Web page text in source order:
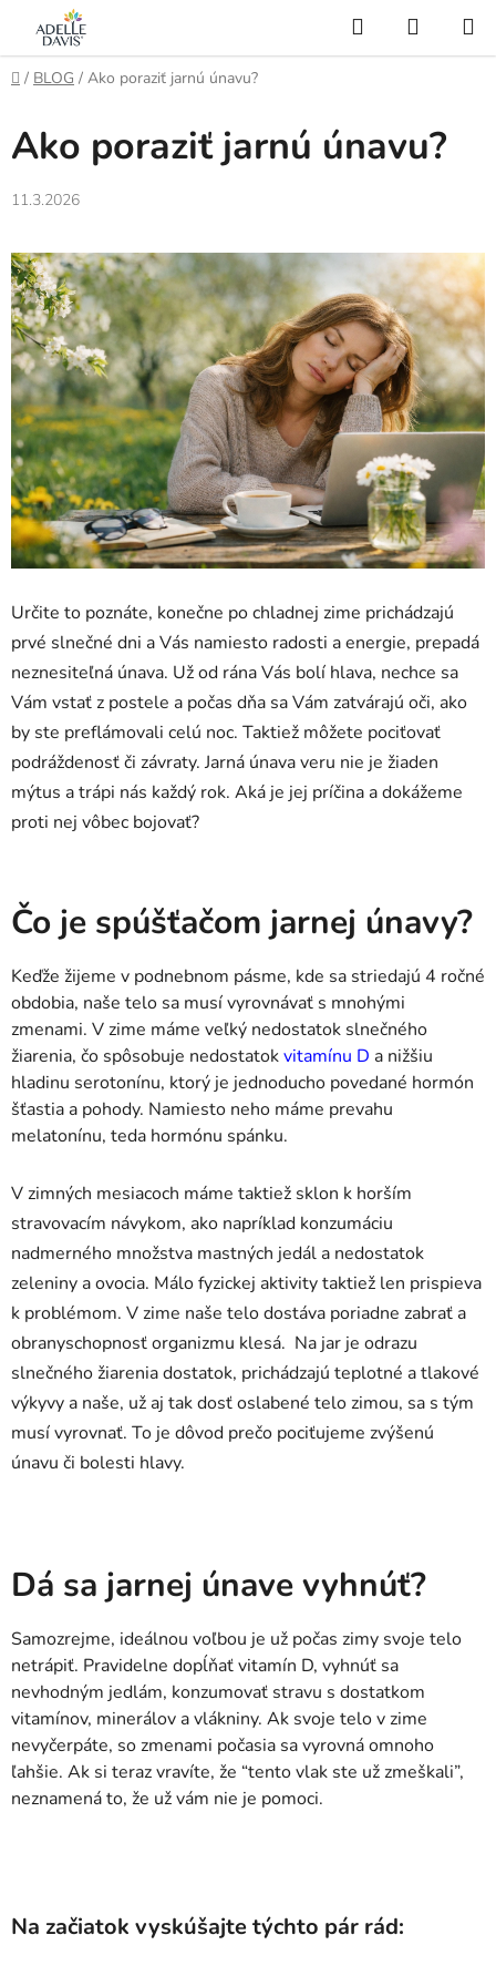
obsah
Hľadať
KOŠÍK
Domov
/ BLOG / Ako poraziť jarnú únavu?
Ako poraziť jarnú únavu?
11.3.2026
Určite to poznáte, konečne po chladnej zime prichádzajú
prvé slnečné dni a Vás namiesto radosti a energie, prepadá
neznesiteľná únava. Už od rána Vás bolí hlava, nechce sa
Vám vstať z postele a počas dňa sa Vám zatvárajú oči, ako
by ste preflámovali celú noc. Taktiež môžete pociťovať
podráždenosť či závraty. Jarná únava veru nie je žiaden
mýtus a trápi nás každý rok. Aká je jej príčina a dokážeme
proti nej vôbec bojovať?
Čo je spúšťačom jarnej únavy?
Keďže žijeme v podnebnom pásme, kde sa striedajú 4 ročné
obdobia, naše telo sa musí vyrovnávať s mnohými
zmenami. V zime máme veľký nedostatok slnečného
žiarenia, čo spôsobuje nedostatokvitamínu D a nižšiu
hladinu serotonínu, ktorý je jednoducho povedané hormón
šťastia a pohody. Namiesto neho máme prevahu
melatonínu, teda hormónu spánku.
V zimných mesiacoch máme taktiež sklon k horším
stravovacím návykom, ako napríklad konzumáciu
nadmerného množstva mastných jedál a nedostatok
zeleniny a ovocia. Málo fyzickej aktivity taktiež len prispieva
k problémom. V zime naše telo dostáva poriadne zabrať a
obranyschopnosť organizmu klesá. Na jar je odrazu
slnečného žiarenia dostatok, prichádzajú teplotné a tlakové
výkyvy a naše, už aj tak dosť oslabené telo zimou, sa s tým
musí vyrovnať. To je dôvod prečo pociťujeme zvýšenú
únavu či bolesti hlavy.
Dá sa jarnej únave vyhnúť?
Samozrejme, ideálnou voľbou je už počas zimy svoje telo
netrápiť. Pravidelne dopĺňať vitamín D, vyhnúť sa
nevhodným jedlám, konzumovať stravu s dostatkom
vitamínov, minerálov a vlákniny. Ak svoje telo v zime
nevyčerpáte, so zmenami počasia sa vyrovná omnoho
ľahšie. Ak si teraz vravíte, že “tento vlak ste už zmeškali”,
neznamená to, že už vám nie je pomoci.
Na začiatok vyskúšajte týchto pár rád:
AI Asistent